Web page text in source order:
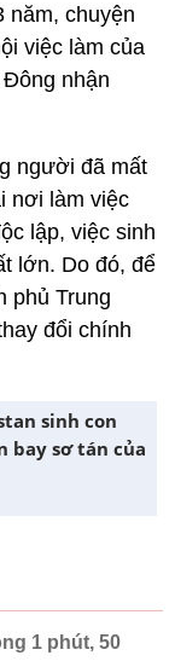
năm, chuyện
việc làm của
nhận
người đã mất
nơi làm việc
lập, việc sinh
lớn. Do đó, để
phủ Trung
đổi chính
sinh con
bay sơ tán của
1 phút, 50